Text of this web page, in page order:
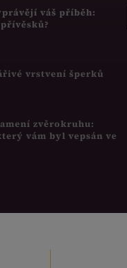
váš příběh:
vrstvení šperků
zvěrokruhu:
vám byl vepsán ve